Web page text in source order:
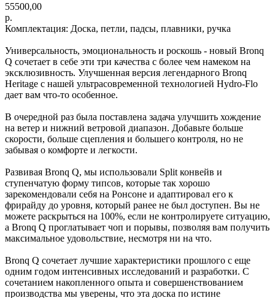
55500,00
р.
Комплектация: Доска, петли, падсы, плавники, ручка
Универсальность, эмоциональность и роскошь - новый Bronq
Q сочетает в себе эти три качества с более чем намеком на
эксклюзивность. Улучшенная версия легендарного Bronq
Heritage с нашей ультрасовременной технологией Hydro-Flo
дает вам что-то особенное.
В очередной раз была поставлена задача улучшить хождение
на ветер и нижний ветровой диапазон. Добавьте больше
скорости, больше сцепления и большего контроля, но не
забывая о комфорте и легкости.
Развивая Bronq Q, мы использовали Split конвейв и
ступенчатую форму типсов, которые так хорошо
зарекомендовали себя на Ронсоне и адаптировал его к
фрирайду до уровня, который ранее не был доступен. Вы не
можете раскрыться на 100%, если не контролируете ситуацию,
а Bronq Q проглатывает чоп и порывы, позволяя вам получить
максимальное удовольствие, несмотря ни на что.
Bronq Q сочетает лучшие характеристики прошлого с еще
одним годом интенсивных исследований и разработки. С
сочетанием накопленного опыта и совершенствованием
производства мы уверены, что эта доска по истине